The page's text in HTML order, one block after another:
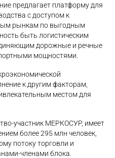
предлагает платформу для
с доступом к
рынкам по выгодным
быть логистическим
дорожные и речные
мощностями.
к другим факторам,
местом для
участник МЕРКОСУР, имеет
более 295 млн человек,
потоку торговли и
членами блока.